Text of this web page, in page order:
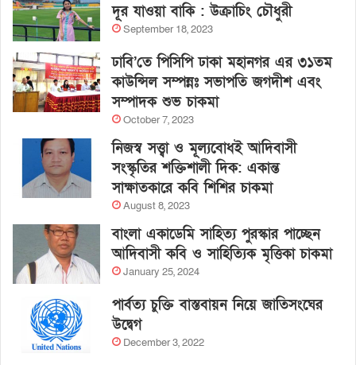
দূর যাওয়া বাকি : উক্রাচিং চৌধুরী
September 18, 2023
ঢাবি’তে পিসিপি ঢাকা মহানগর এর ৩১তম
কাউন্সিল সম্পন্নঃ সভাপতি জগদীশ এবং
সম্পাদক শুভ চাকমা
October 7, 2023
নিজস্ব সত্ত্বা ও মূল্যবোধই আদিবাসী
সংস্কৃতির শক্তিশালী দিক: একান্ত
সাক্ষাতকারে কবি শিশির চাকমা
August 8, 2023
বাংলা একাডেমি সাহিত্য পুরস্কার পাচ্ছেন
আদিবাসী কবি ও সাহিত্যিক মৃত্তিকা চাকমা
January 25, 2024
পার্বত্য চুক্তি বাস্তবায়ন নিয়ে জাতিসংঘের
উদ্বেগ
December 3, 2022